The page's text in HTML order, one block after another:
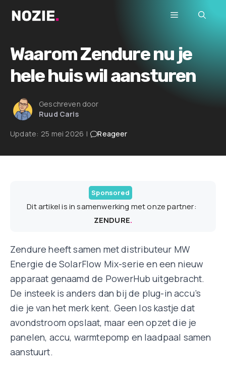
naar
inhoud
Menu
Waarom Zendure nu je
hele huis wil aansturen
Geschreven door
Ruud Caris
Update: 25 mei 2026 | Reageer
Sponsored
Dit artikel is in samenwerking met onze partner:
ZENDURE.
Zendure heeft samen met distributeur MW
Energie de SolarFlow Mix-serie en een nieuw
apparaat genaamd de PowerHub uitgebracht.
De insteek is anders dan bij de plug-in accu’s
die je van het merk kent. Geen los kastje dat
avondstroom opslaat, maar een opzet die je
panelen, accu, warmtepomp en laadpaal samen
aanstuurt.